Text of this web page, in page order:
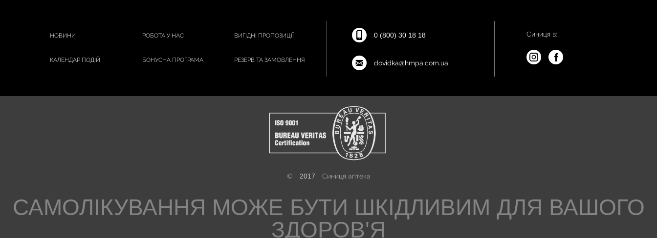
НОВИНИ РОБОТА У НАС ВИГІДНІ ПРОПОЗИЦІЇ
КАЛЕНДАР ПОДІЙ БОНУСНА ПРОГРАМА РЕЗЕРВ ТА ЗАМОВЛЕННЯ
0 (800) 30 18 18
dovidka@hmpa.com.ua
Синиця в:
© 2017 Синиця аптека
САМОЛІКУВАННЯ МОЖЕ БУТИ ШКІДЛИВИМ ДЛЯ ВАШОГО
ЗДОРОВ'Я